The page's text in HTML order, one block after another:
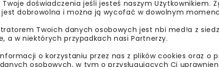
doświadczenia jeśli jesteś naszym Użytkownikiem.
dobrowolna i można ją wycofać w dowolnym
Twoich danych osobowych jest nbi med!a z
a w niektórych przypadkach nasi Partnerzy.
o korzystaniu przez nas z plików cookies oraz o
osobowych, w tym o przysługujących Ci